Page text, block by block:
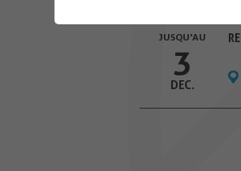
JUSQU'AU
3
DEC.